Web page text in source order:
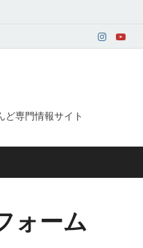
ど専門情報サイト
ォーム